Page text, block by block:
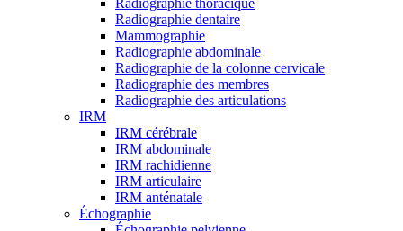
Radiographie thoracique
Radiographie dentaire
Mammographie
Radiographie abdominale
Radiographie de la colonne cervicale
Radiographie des membres
Radiographie des articulations
IRM
IRM cérébrale
IRM abdominale
IRM rachidienne
IRM articulaire
IRM anténatale
Échographie